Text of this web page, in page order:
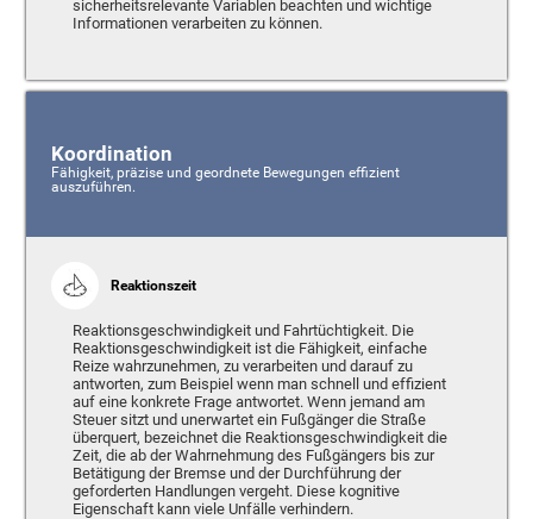
sicherheitsrelevante Variablen beachten und wichtige
Informationen verarbeiten zu können.
Koordination
Fähigkeit, präzise und geordnete Bewegungen effizient
auszuführen.
Reaktionszeit
Reaktionsgeschwindigkeit und Fahrtüchtigkeit. Die
Reaktionsgeschwindigkeit ist die Fähigkeit, einfache
Reize wahrzunehmen, zu verarbeiten und darauf zu
antworten, zum Beispiel wenn man schnell und effizient
auf eine konkrete Frage antwortet. Wenn jemand am
Steuer sitzt und unerwartet ein Fußgänger die Straße
überquert, bezeichnet die Reaktionsgeschwindigkeit die
Zeit, die ab der Wahrnehmung des Fußgängers bis zur
Betätigung der Bremse und der Durchführung der
geforderten Handlungen vergeht. Diese kognitive
Eigenschaft kann viele Unfälle verhindern.